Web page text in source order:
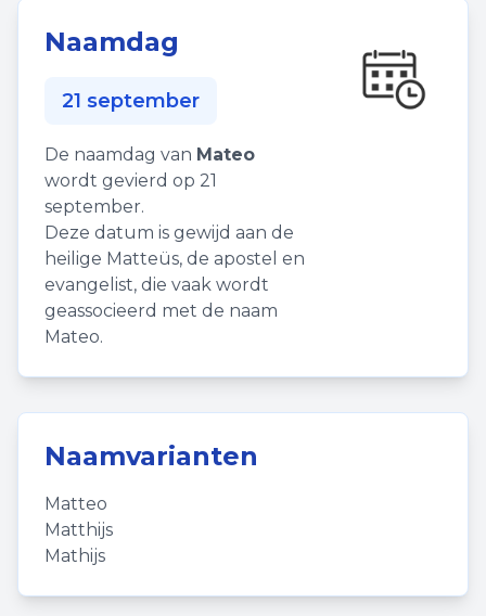
Naamdag
21 september
De naamdag van Mateo
wordt gevierd op 21
september.
Deze datum is gewijd aan de
heilige Matteüs, de apostel en
evangelist, die vaak wordt
geassocieerd met de naam
Mateo.
Naamvarianten
Matteo
Matthijs
Mathijs